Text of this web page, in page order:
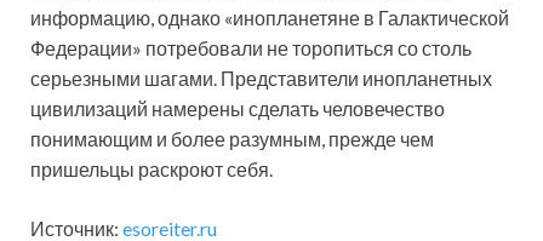
информацию, однако «инопланетяне в Галактической
Федерации» потребовали не торопиться со столь
серьезными шагами. Представители инопланетных
цивилизаций намерены сделать человечество
понимающим и более разумным, прежде чем
пришельцы раскроют себя.
Источник: esoreiter.ru